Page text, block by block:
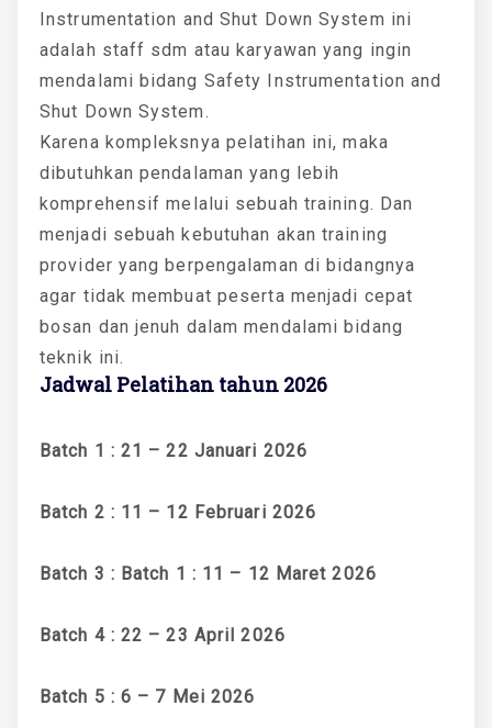
Instrumentation and Shut Down System ini
adalah staff sdm atau karyawan yang ingin
mendalami bidang Safety Instrumentation and
Shut Down System.
Karena kompleksnya pelatihan ini, maka
dibutuhkan pendalaman yang lebih
komprehensif melalui sebuah training. Dan
menjadi sebuah kebutuhan akan training
provider yang berpengalaman di bidangnya
agar tidak membuat peserta menjadi cepat
bosan dan jenuh dalam mendalami bidang
teknik ini.
Jadwal Pelatihan tahun 2026
Batch 1 : 21 – 22 Januari 2026
Batch 2 : 11 – 12 Februari 2026
Batch 3 : Batch 1 : 11 – 12 Maret 2026
Batch 4 : 22 – 23 April 2026
Batch 5 : 6 – 7 Mei 2026